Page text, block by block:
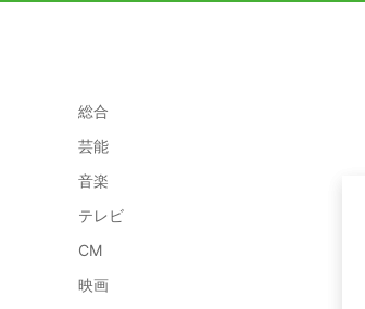
総合
芸能
音楽
テレビ
CM
映画